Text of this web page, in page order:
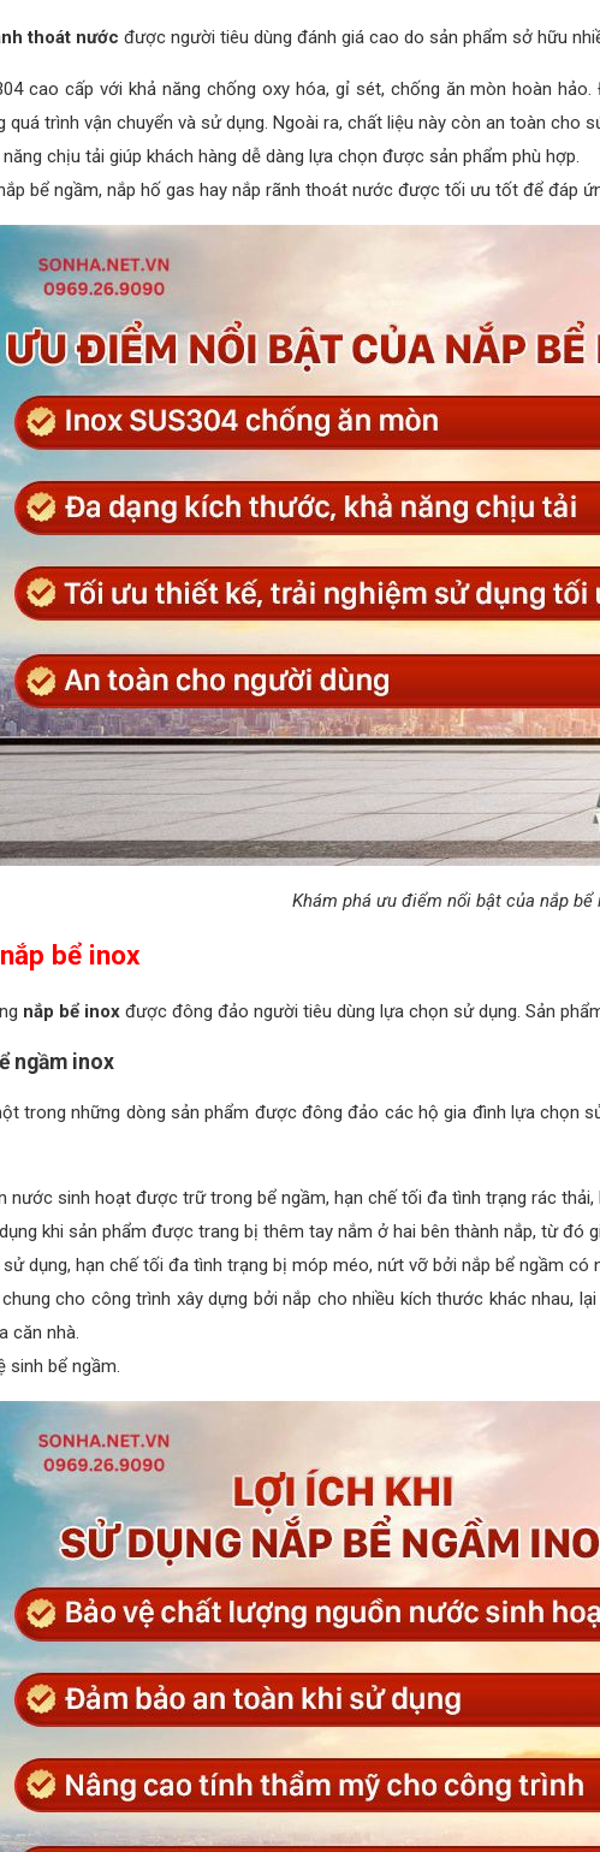
thoát nước được người tiêu dùng đánh giá cao do sản phẩm sở hữu
cao cấp với khả năng chống oxy hóa, gỉ sét, chống ăn mòn hoàn
trình vận chuyển và sử dụng. Ngoài ra, chất liệu này còn an toàn cho
chịu tải giúp khách hàng dễ dàng lựa chọn được sản phẩm phù hợp.
bể ngầm, nắp hố gas hay nắp rãnh thoát nước được tối ưu tốt để đáp
Khám phá ưu điểm nổi bật của nắp bể
bể inox
nắp bể inox được đông đảo người tiêu dùng lựa chọn sử dụng. Sản
ngầm inox
trong những dòng sản phẩm được đông đảo các hộ gia đình lựa chọn
nước sinh hoạt được trữ trong bể ngầm, hạn chế tối đa tình trạng rác thải,
khi sản phẩm được trang bị thêm tay nắm ở hai bên thành nắp, từ đó
dụng, hạn chế tối đa tình trạng bị móp méo, nứt vỡ bởi nắp bể ngầm có
cho công trình xây dựng bởi nắp cho nhiều kích thước khác nhau,
căn nhà.
sinh bể ngầm.